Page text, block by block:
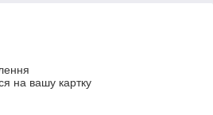
на вашу картку